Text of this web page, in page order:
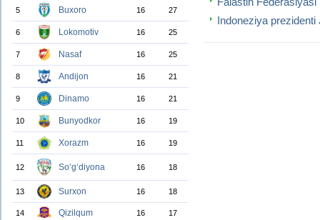
5 Buxoro 16 27
6 Lokomotiv 16 25
7 Nasaf 16 25
8 Andijon 16 21
9 Dinamo 16 21
10 Bunyodkor 16 19
11 Xorazm 16 19
12 So‘g‘diyona 16 18
13 Surxon 16 18
14 Qizilqum 16 17
Indoneziya